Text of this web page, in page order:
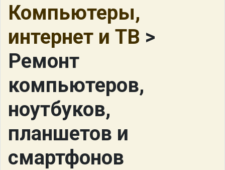
Компьютеры,
интернет и ТВ >
Ремонт
компьютеров,
ноутбуков,
планшетов и
смартфонов